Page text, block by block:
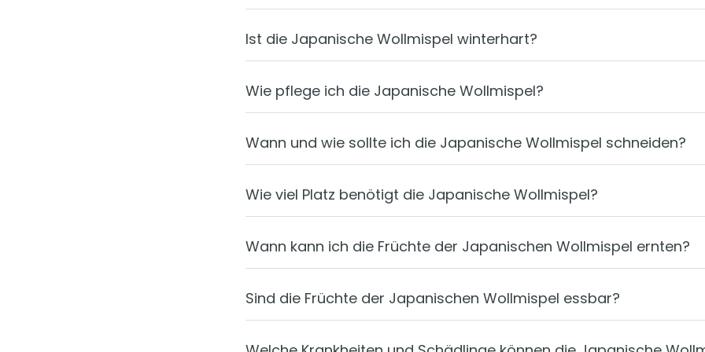
Ist die Japanische Wollmispel winterhart?
Wie pflege ich die Japanische Wollmispel?
Wann und wie sollte ich die Japanische Wollmispel schneiden?
Wie viel Platz benötigt die Japanische Wollmispel?
Wann kann ich die Früchte der Japanischen Wollmispel ernten?
Sind die Früchte der Japanischen Wollmispel essbar?